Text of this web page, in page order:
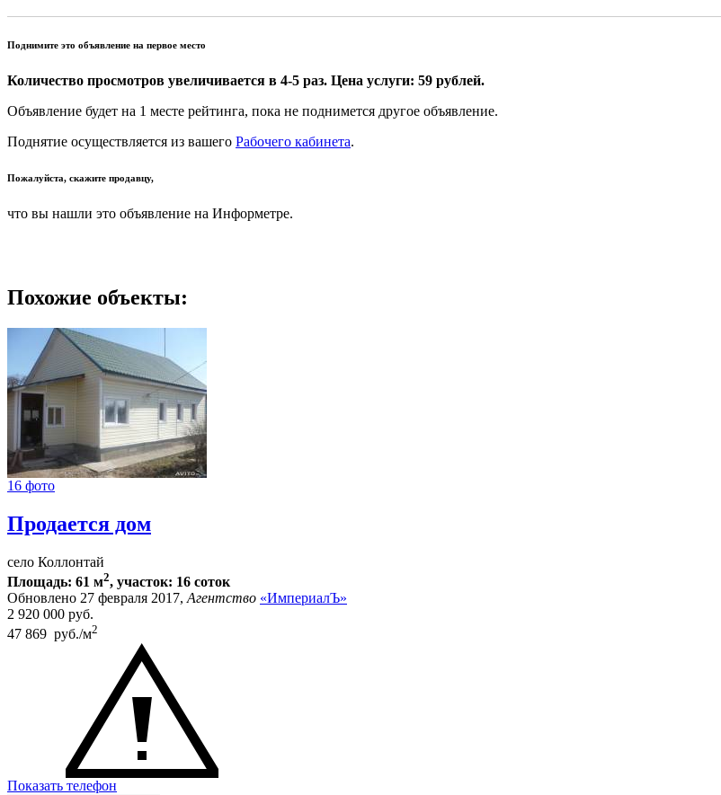
Поднимите это объявление на первое место
Количество просмотров увеличивается в 4-5 раз. Цена услуги: 59 рублей.
Объявление будет на 1 месте рейтинга, пока не поднимется другое объявление.
Поднятие осуществляется из вашего Рабочего кабинета.
Пожалуйста, скажите продавцу,
что вы нашли это объявление на Информетре.
Похожие объекты:
16 фото
Продается дом
село Коллонтай
Площадь: 61 м2, участок: 16 соток
Обновлено 27 февраля 2017,Агентство «ИмпериалЪ»
2 920 000 руб.
47 869 руб./м2
Показать телефон